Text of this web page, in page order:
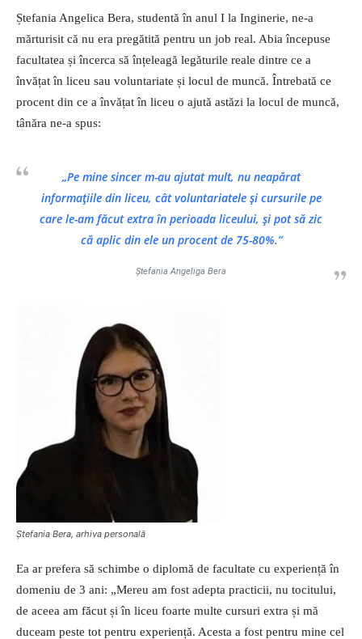
Ștefania Angelica Bera, studentă în anul I la Inginerie, ne-a
mărturisit că nu era pregătită pentru un job real. Abia începuse
facultatea și încerca să înțeleagă legăturile reale dintre ce a
învățat în liceu sau voluntariate și locul de muncă. Întrebată ce
procent din ce a învățat în liceu o ajută astăzi la locul de muncă,
tânăra ne-a spus:
„Pe mine sincer m-au ajutat mult, nu neapărat
informațiile din liceu, cât voluntariatele și cursurile pe
care le-am făcut extra în perioada liceului, și pot să zic
că aplic din ele un procent de 75-80%.”
Ștefania Angeliga Bera
Ștefania Bera, arhiva personală
Ea ar prefera să schimbe o diplomă de facultate cu experiență în
domeniu de 3 ani: „Mereu am fost adepta practicii, nu tocitului,
de aceea am făcut și în liceu foarte multe cursuri extra și mă
duceam peste tot pentru experiență. Acesta a fost pentru mine cel